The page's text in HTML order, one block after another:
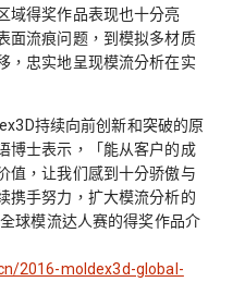
域得奖作品表现也十分亮
面流痕问题，到模拟多材质
，忠实地呈现模流分析在实
持续向前创新和突破的原
博士表示，「能从客户的成
值，让我们感到十分骄傲与
携手努力，扩大模流分析的
球模流达人赛的得奖作品介
2016-moldex3d-global-